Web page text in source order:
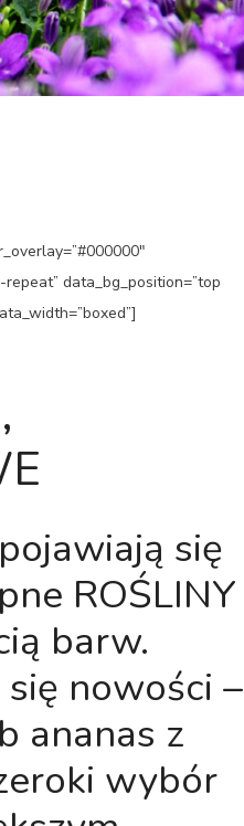
data_bg_position=”top
się
ROŚLINY
barw.
nowości –
ananas z
wybór